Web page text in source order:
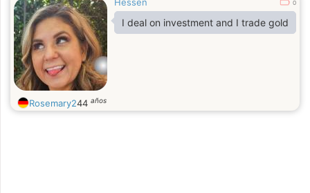
0
I deal on investment and I trade gold
Rosemary244 años